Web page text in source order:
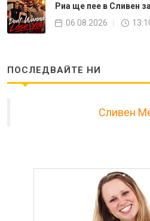
Риа ще пее в Сливен
06.08.2026
ПОСЛЕДВАЙТЕ НИ
Сливен